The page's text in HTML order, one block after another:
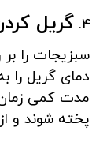
گریل
سبزیجات را
دمای گریل
مدت کمی زمان
پخته شوند و